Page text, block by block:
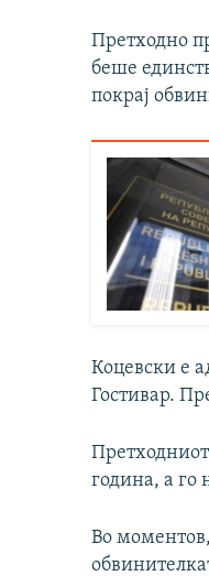
Претходно
беше
покрај
Коцевски е
Гостивар.
година, а го
Во